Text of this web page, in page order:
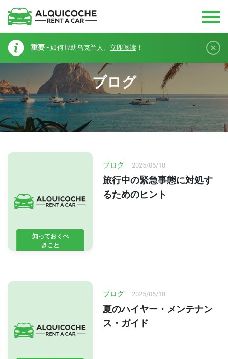
重要 - 如何帮助乌克兰人。 立即阅读 ！
ブログ
知っておくべ
きこと
ブログ 2025/06/18
旅行中の緊急事態に対処す
るためのヒント
ブログ 2025/06/18
夏のハイヤー・メンテナン
ス・ガイド